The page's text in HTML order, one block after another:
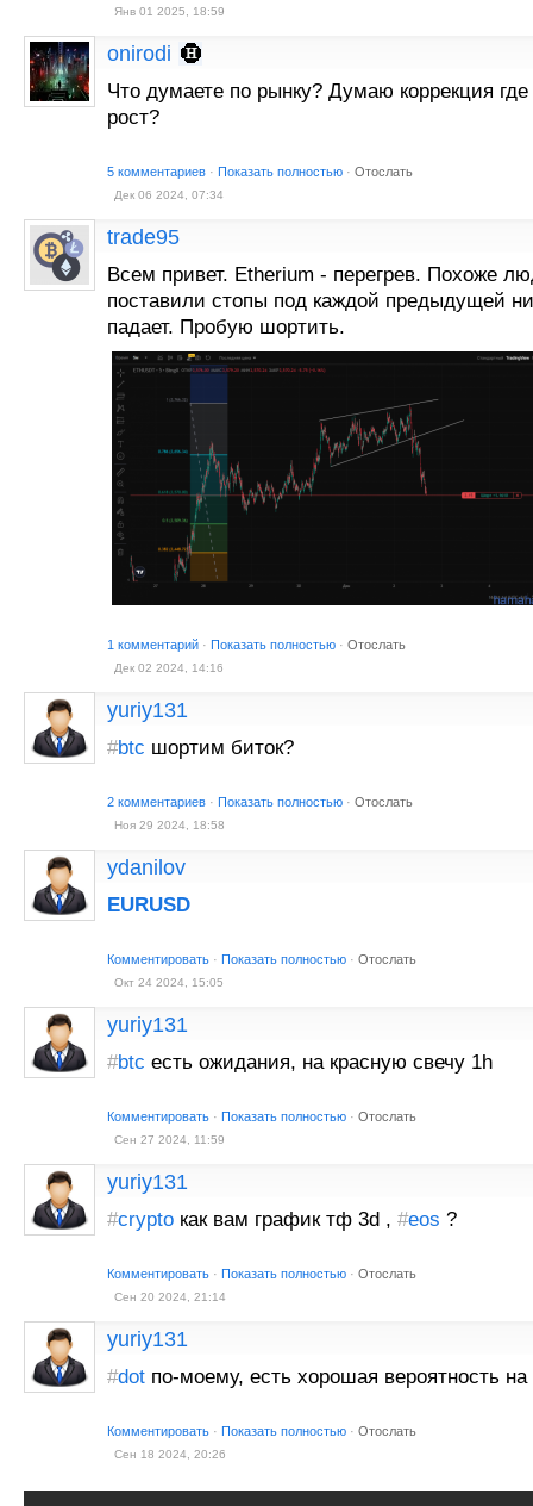
Янв 01 2025, 18:59
onirodi
Что думаете по рынку? Думаю коррекция
рост?
5 комментариев · Показать полностью · Отослать
Дек 06 2024, 07:34
trade95
Всем привет. Etherium - перегрев. Похоже
поставили стопы под каждой предыдущей
падает. Пробую шортить.
1 комментарий · Показать полностью · Отослать
Дек 02 2024, 14:16
yuriy131
#btc шортим биток?
2 комментариев · Показать полностью · Отослать
Ноя 29 2024, 18:58
ydanilov
EURUSD
Комментировать · Показать полностью · Отослать
Окт 24 2024, 15:05
yuriy131
#btc есть ожидания, на красную свечу 1h
Комментировать · Показать полностью · Отослать
Сен 27 2024, 11:59
yuriy131
#crypto как вам график тф 3d , #eos ?
Комментировать · Показать полностью · Отослать
Сен 20 2024, 21:14
yuriy131
#dot по-моему, есть хорошая вероятность на
Комментировать · Показать полностью · Отослать
Сен 18 2024, 20:26